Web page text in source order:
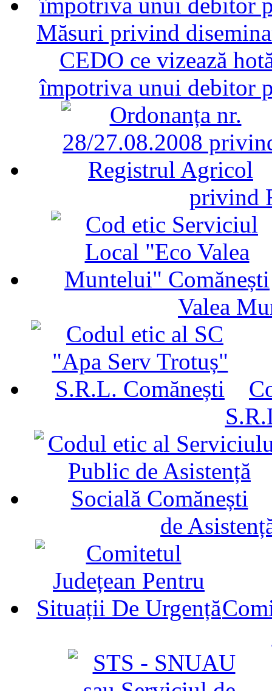
Măsuri privind
CEDO ce vizează
împotriva unui debitor
privind
Valea
de